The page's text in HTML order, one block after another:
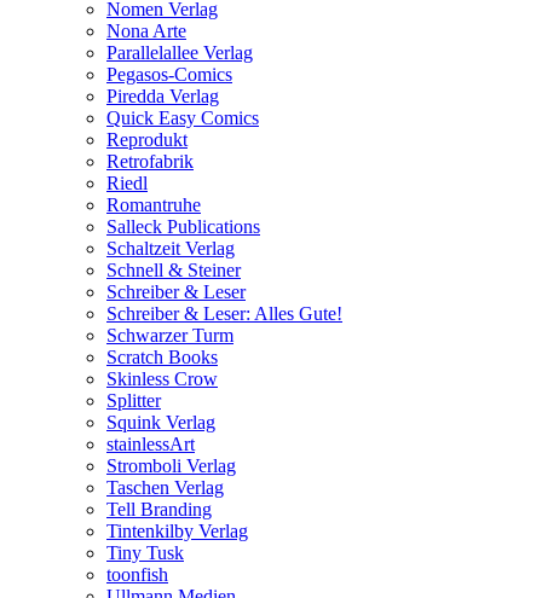
Nomen Verlag
Nona Arte
Parallelallee Verlag
Pegasos-Comics
Piredda Verlag
Quick Easy Comics
Reprodukt
Retrofabrik
Riedl
Romantruhe
Salleck Publications
Schaltzeit Verlag
Schnell & Steiner
Schreiber & Leser
Schreiber & Leser: Alles Gute!
Schwarzer Turm
Scratch Books
Skinless Crow
Splitter
Squink Verlag
stainlessArt
Stromboli Verlag
Taschen Verlag
Tell Branding
Tintenkilby Verlag
Tiny Tusk
toonfish